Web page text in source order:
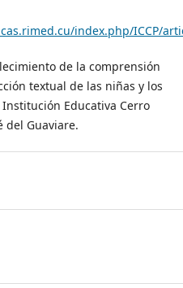
index.php/ICCP/
de la comprensión
textual de las niñas y los
Educativa Cerro
del Guaviare.